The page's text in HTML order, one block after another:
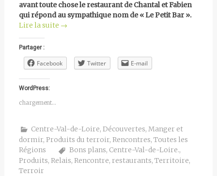
avant toute chose le restaurant de Chantal et Fabien
qui répond au sympathique nom de « Le Petit Bar ».
Lire la suite →
Partager :
Facebook Twitter E-mail
WordPress:
chargement…
Centre-Val-de-Loire, Découvertes, Manger et
dormir, Produits du terroir, Rencontres, Toutes les
Régions
Bons plans, Centre-Val-de-Loire.,
Produits, Relais, Rencontre, restaurants, Territoire,
Terroir